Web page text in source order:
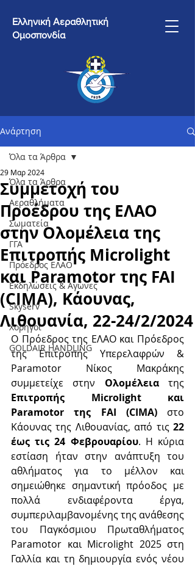
Ελληνική Αεραθλητική
Ομοσπονδία
Ανάρτηση
Όλα τα Άρθρα
Αεραθλήματα
Σωματεία
ΓΓΑ
Πρόεδρος ΕΛΑΟ
Εκδηλώσεις & Aγώνες
Skyserv
Χορηγοί
GOLDAIR HANDLING
Όλα τα Άρθρα
Συμμετοχή του
Προέδρου της ΕΛΑΟ
στην Ολομέλεια της
Επιτροπής Microlight
και Paramotor της FAI
(CIMA), Κάουνας,
Λιθουανία, 22-24/2/2024
29 Μαρ 2024
Ο Πρόεδρος της ΕΛΑΟ και Πρόεδρος
της Επιτροπής Υπερελαφρών &
Paramotor Νίκος Μακράκης
συμμετείχε στην Ολομέλεια
Επιτροπής Microlight και
Paramotor της FAI (CIMA) στο
Κάουνας της Λιθουανίας, από τις 22
έως τις 24 Φεβρουαρίου. Η κύρια
εστίαση ήταν στην ανάπτυξη του
αθλήματος για το μέλλον και
σημειώθηκε σημαντική πρόοδος με
πολλά ενδιαφέροντα έργα,
συμπεριλαμβανομένης της ανάθεσης
του Παγκόσμιου Πρωταθλήματος
Paramotor και Microlight 2025 στη
Γαλλία και τη δημιουργία ενός νέου